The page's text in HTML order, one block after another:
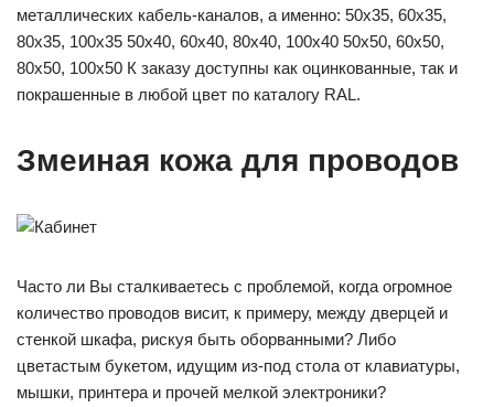
металлических кабель-каналов, а именно: 50х35, 60х35,
80х35, 100х35 50х40, 60х40, 80х40, 100х40 50х50, 60х50,
80х50, 100х50 К заказу доступны как оцинкованные, так и
покрашенные в любой цвет по каталогу RAL.
Змеиная кожа для проводов
Часто ли Вы сталкиваетесь с проблемой, когда огромное
количество проводов висит, к примеру, между дверцей и
стенкой шкафа, рискуя быть оборванными? Либо
цветастым букетом, идущим из-под стола от клавиатуры,
мышки, принтера и прочей мелкой электроники?